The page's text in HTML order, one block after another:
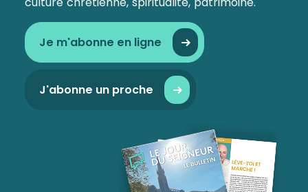
Je m'abonne en ligne
J'abonne un proche